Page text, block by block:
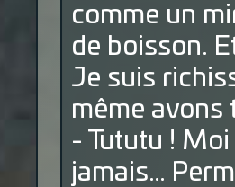
comme un
de boisson.
Je suis
même avons
- Tututu !
jamais…